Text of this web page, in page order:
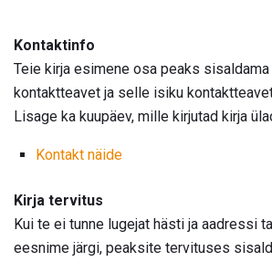
Kontaktinfo
Teie kirja esimene osa peaks
kontaktteavet ja selle isiku
Lisage ka kuupäev, mille kirjutad kirja
Kontakt näide
Kirja tervitus
Kui te ei tunne lugejat hästi ja aadressi
eesnime järgi, peaksite tervituses